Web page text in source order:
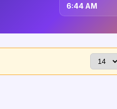
6:44 AM